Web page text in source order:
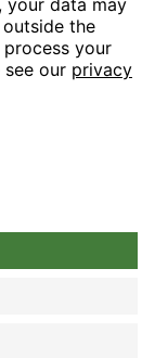
club
on the following